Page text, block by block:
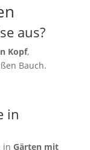
aus?
Kopf,
Bauch.
in
in Gärten mit